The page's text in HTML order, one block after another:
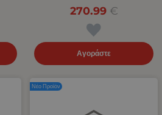
270.99 €
Αγοράστε
Νέο Προϊόν